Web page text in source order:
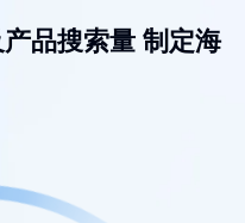
品搜索量 制定海